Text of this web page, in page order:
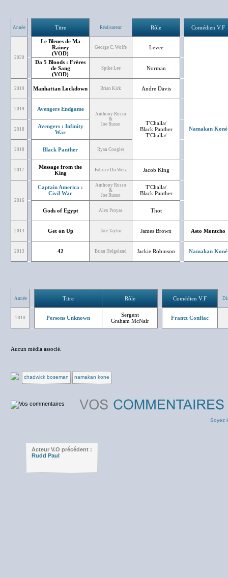
Année Titre Réalisateur Rôle Comédien V.F
2020
Le Bleues de Ma
Rainey
(VOD)
George C. Wolfe Levee
Namakan Koné
Da 5 Bloods : Frères
de Sang
(VOD)
Spike Lee Norman
2019 Manhattan Lockdown Brian Kirk Andre Davis
2019 Avengers Endgame
Anthony Russo
&
Joe Russo
T'Challa/
Black Panther
T'Challa/
2018
Avengers : Infinity
War
2018 Black Panther Ryan Coogler
2017
Message from the
King
Fabrice Du Weiz Jacob King
2016
Captain America :
Civil War
Anthony Russo
&
Joe Russo
T'Challa/
Black Panther
Gods of Egypt Alex Proyas Thot
2014 Get on Up Tate Taylor James Brown Asto Montcho
2013 42 Brian Helgeland Jackie Robinson Namakan Koné
Année Titre Rôle Comédien V.F
2010 Persons Unknown
Sergent
Graham McNair
Frantz Confiac
Aucun média associé.
chadwick boseman namakan kone
Soyez
Acteur V.O précédent :
Rudd Paul